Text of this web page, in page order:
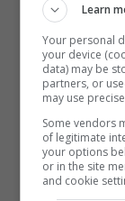
più nel
schiuma
industriali
fiume
arriva in
Learn
Your personal
your device
data) may be
partners, or
may use
Some vendors
of legitimate
your options
or in the site
and cookie